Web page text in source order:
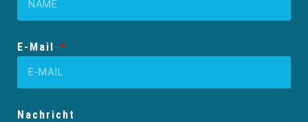
E-Mail
Nachricht